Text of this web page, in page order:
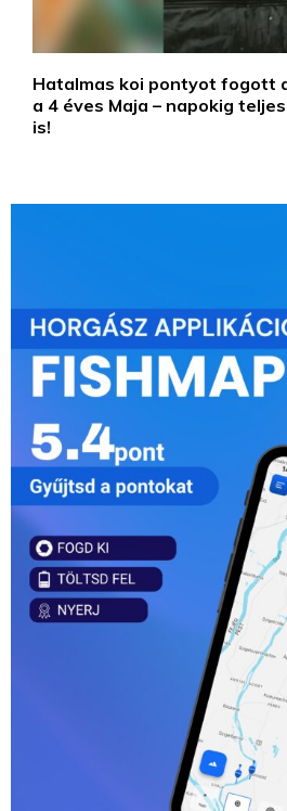
Hatalmas koi pontyot fogott
a 4 éves Maja – napokig
is!